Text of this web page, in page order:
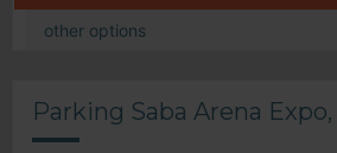
other options
Parking Saba Arena